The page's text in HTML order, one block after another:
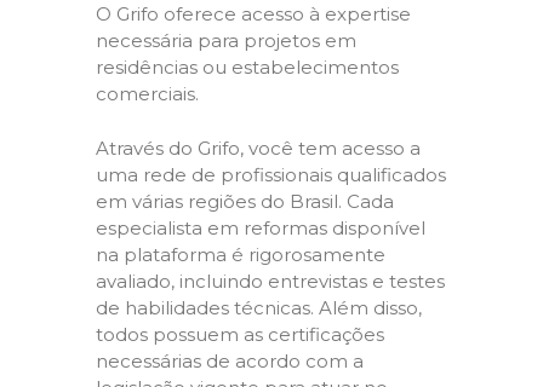
O Grifo oferece acesso à expertise
necessária para projetos em
residências ou estabelecimentos
comerciais.
Através do Grifo, você tem acesso a
uma rede de profissionais qualificados
em várias regiões do Brasil. Cada
especialista em reformas disponível
na plataforma é rigorosamente
avaliado, incluindo entrevistas e testes
de habilidades técnicas. Além disso,
todos possuem as certificações
necessárias de acordo com a